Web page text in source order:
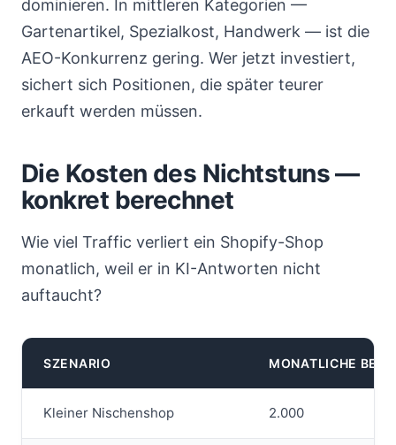
dominieren. In mittleren Kategorien —
Gartenartikel, Spezialkost, Handwerk — ist die
AEO-Konkurrenz gering. Wer jetzt investiert,
sichert sich Positionen, die später teurer
erkauft werden müssen.
Die Kosten des Nichtstuns —
konkret berechnet
Wie viel Traffic verliert ein Shopify-Shop
monatlich, weil er in KI-Antworten nicht
auftaucht?
SZENARIO MONATLICHE
Kleiner Nischenshop 2.000